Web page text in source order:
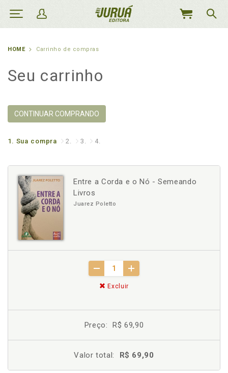
MEU
HOME Carrinho de compras
Seu carrinho
CONTINUAR COMPRANDO
1. Sua compra 2. 3. 4.
Entre a Corda e o Nó - Semeando
Livros
Juarez Poletto
Excluir
Preço: R$ 69,90
Valor total: R$ 69,90